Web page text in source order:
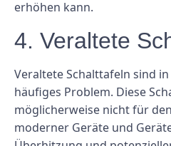
erhöhen kann.
4. Veraltete
Veraltete Schalttafeln sind
häufiges Problem. Diese
möglicherweise nicht für
moderner Geräte und